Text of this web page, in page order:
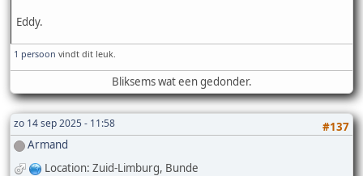
Eddy.
1 persoon vindt dit leuk.
Bliksems wat een gedonder.
zo 14 sep 2025 - 11:58
#137
Armand
Location: Zuid-Limburg, Bunde